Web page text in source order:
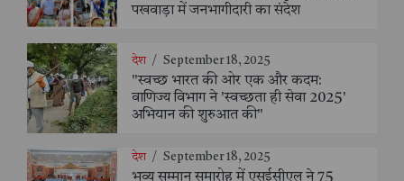
पखवाड़ा में जनभागीदारी का संदेश
देश / September 18, 2025
"स्वच्छ भारत की ओर एक और कदम:
वाणिज्य विभाग ने 'स्वच्छता ही सेवा 2025'
अभियान की शुरुआत की"
देश / September 18, 2025
भव्य सम्मान समारोह में एसईसीएल ने 75